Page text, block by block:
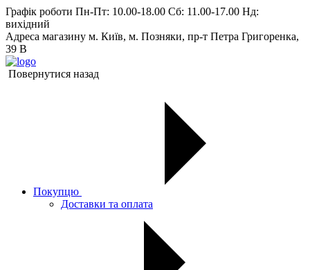
Графік роботи Пн-Пт: 10.00-18.00 Сб: 11.00-17.00 Нд:
вихiдний
Адреса магазину м. Київ, м. Позняки, пр-т Петра Григоренка,
39 В
Повернутися назад
Покупцю
Доставки та оплата